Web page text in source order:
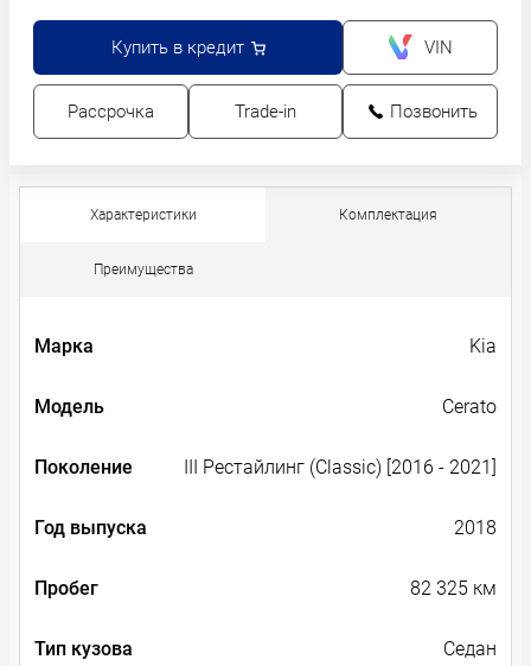
Купить в кредит VIN
Рассрочка Trade-in Позвонить
Характеристики Комплектация
Преимущества
Марка Kia
Модель Cerato
Поколение III Рестайлинг (Classic) [2016 - 2021]
Год выпуска 2018
Пробег 82 325 км
Тип кузова Седан